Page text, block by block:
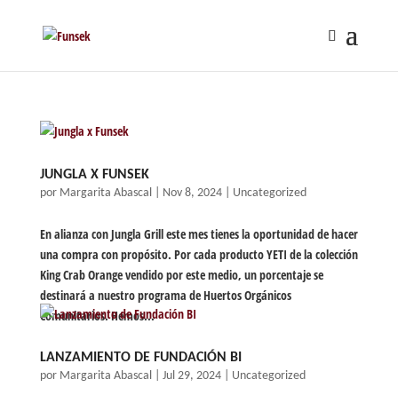
JUNGLA X FUNSEK
por Margarita Abascal| Nov 8, 2024| Uncategorized
En alianza con Jungla Grill este mes tienes la oportunidad de hacer
una compra con propósito. Por cada producto YETI de la colección
King Crab Orange vendido por este medio, un porcentaje se
destinará a nuestro programa de Huertos Orgánicos
Comunitarios. Hemos...
LANZAMIENTO DE FUNDACIÓN BI
por Margarita Abascal| Jul 29, 2024| Uncategorized